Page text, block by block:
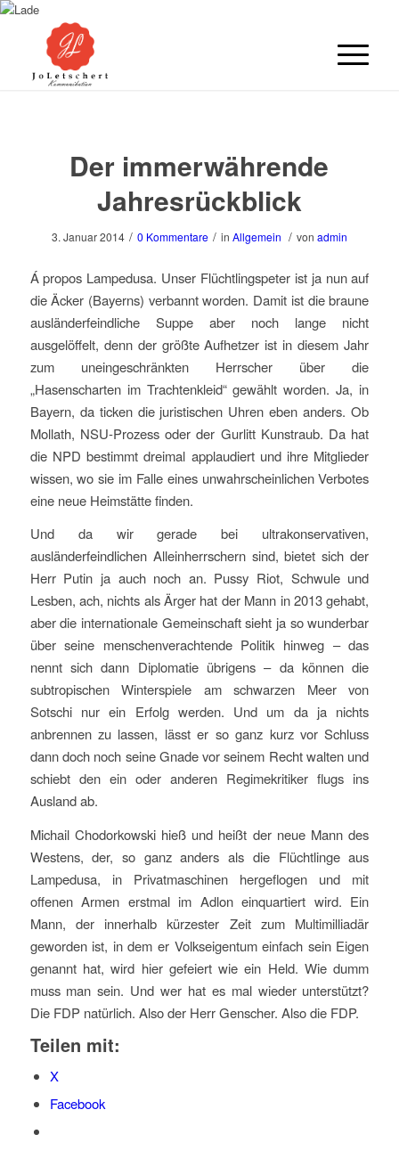
Der immerwährende
Jahresrückblick
3. Januar 2014 / 0 Kommentare / in Allgemein / von admin
Á propos Lampedusa. Unser Flüchtlingspeter ist ja nun auf
die Äcker (Bayerns) verbannt worden. Damit ist die braune
ausländerfeindliche Suppe aber noch lange nicht
ausgelöffelt, denn der größte Aufhetzer ist in diesem Jahr
zum uneingeschränkten Herrscher über die
„Hasenscharten im Trachtenkleid“ gewählt worden. Ja, in
Bayern, da ticken die juristischen Uhren eben anders. Ob
Mollath, NSU-Prozess oder der Gurlitt Kunstraub. Da hat
die NPD bestimmt dreimal applaudiert und ihre Mitglieder
wissen, wo sie im Falle eines unwahrscheinlichen Verbotes
eine neue Heimstätte finden.
Und da wir gerade bei ultrakonservativen,
ausländerfeindlichen Alleinherrschern sind, bietet sich der
Herr Putin ja auch noch an. Pussy Riot, Schwule und
Lesben, ach, nichts als Ärger hat der Mann in 2013 gehabt,
aber die internationale Gemeinschaft sieht ja so wunderbar
über seine menschenverachtende Politik hinweg – das
nennt sich dann Diplomatie übrigens – da können die
subtropischen Winterspiele am schwarzen Meer von
Sotschi nur ein Erfolg werden. Und um da ja nichts
anbrennen zu lassen, lässt er so ganz kurz vor Schluss
dann doch noch seine Gnade vor seinem Recht walten und
schiebt den ein oder anderen Regimekritiker flugs ins
Ausland ab.
Michail Chodorkowski hieß und heißt der neue Mann des
Westens, der, so ganz anders als die Flüchtlinge aus
Lampedusa, in Privatmaschinen hergeflogen und mit
offenen Armen erstmal im Adlon einquartiert wird. Ein
Mann, der innerhalb kürzester Zeit zum Multimilliadär
geworden ist, in dem er Volkseigentum einfach sein Eigen
genannt hat, wird hier gefeiert wie ein Held. Wie dumm
muss man sein. Und wer hat es mal wieder unterstützt?
Die FDP natürlich. Also der Herr Genscher. Also die FDP.
Teilen mit:
X
Facebook